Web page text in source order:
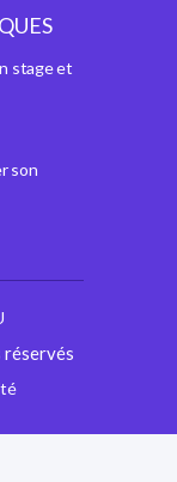
stage et
son
réservés